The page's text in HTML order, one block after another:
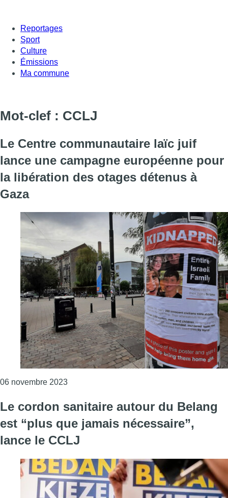
Reportages
Sport
Culture
Émissions
Ma commune
Mot-clef : CCLJ
Le Centre communautaire laïc juif
lance une campagne européenne pour
la libération des otages détenus à
Gaza
06 novembre 2023Consulter l'article "Le Centre
Le cordon sanitaire autour du Belang
est “plus que jamais nécessaire”,
lance le CCLJ